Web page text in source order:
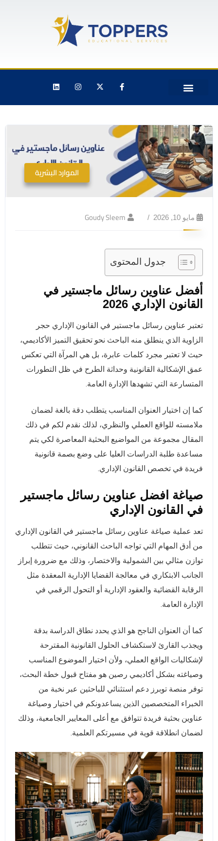
الموارد البشرية
مايو 10, 2026 Goudy Sleem
جدول المحتوى
أفضل عناوين رسائل ماجستير في
القانون الإداري 2026
تعتبر عناوين رسائل ماجستير في القانون الإداري حجر
الزاوية الذي ينطلق منه الباحث نحو تحقيق التميز الأكاديمي،
حيث لا تعتبر مجرد كلمات عابرة، بل هي المرآة التي تعكس
عمق الإشكالية القانونية وحداثة الطرح في ظل التطورات
المتسارعة التي تشهدها الإدارة العامة.
كما إن اختيار العنوان المناسب يتطلب دقة بالغة لضمان
ملامسته للواقع العملي والنظري، لذلك نقدم لكم في ذلك
المقال مجموعة من المواضيع البحثية المعاصرة لكي يتم
مساعدة طلبة الدراسات العليا على وضع بصمة قانونية
فريدة في تخصص القانون الإداري.
صياغة افضل عناوين رسائل ماجستير
في القانون الإداري
تعد عملية صياغة عناوين رسائل ماجستير في القانون الإداري
من أدق المهام التي تواجه الباحث القانوني، حيث تتطلب
توازن مثالي بين الشمولية والاختصار، وذلك مع ضرورة إبراز
الجانب الابتكاري في معالجة القضايا الإدارية المعقدة مثل
الرقابة القضائية والعقود الإدارية أو التحول الرقمي في
الإدارة العامة.
كما أن العنوان الناجح هو الذي يحدد نطاق الدراسة بدقة
ويجذب القارئ لاستكشاف الحلول القانونية المقترحة
لإشكاليات الواقع العملي، ولأن اختيار الموضوع المناسب
وصياغته بشكل أكاديمي رصين هو مفتاح قبول خطة البحث،
توفر منصة توبرز دعم استثنائي للباحثين عبر نخبة من
الخبراء المتخصصين الذين يساعدونكم في اختيار وصياغة
عناوين بحثية فريدة تتوافق مع أعلى المعايير الجامعية، وذلك
لضمان انطلاقة قوية في مسيرتكم العلمية.